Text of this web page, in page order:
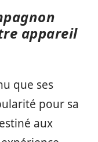
appareil
que ses
pour sa
aux